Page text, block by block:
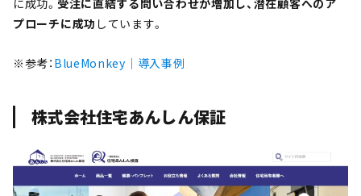
に成功。 受注に直結する問い合わせが増加し、潜在顧客へのア
プローチに成功 しています。
※参考：BlueMonkey｜導入事例
株式会社住宅あんしん保証